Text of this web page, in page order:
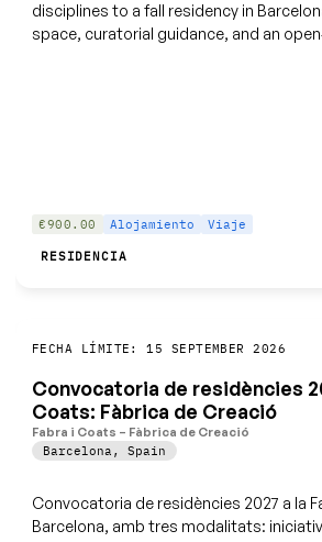
disciplines to a fall residency in
space, curatorial guidance, and an
€900.00 Alojamiento Viaje
RESIDENCIA
FECHA LÍMITE: 15 SEPTEMBER 2026
Convocatoria de residències
Coats: Fàbrica de Creació
Fabra i Coats – Fàbrica de Creació
Barcelona , Spain
Convocatoria de residències 2027 a la
Barcelona, amb tres modalitats: